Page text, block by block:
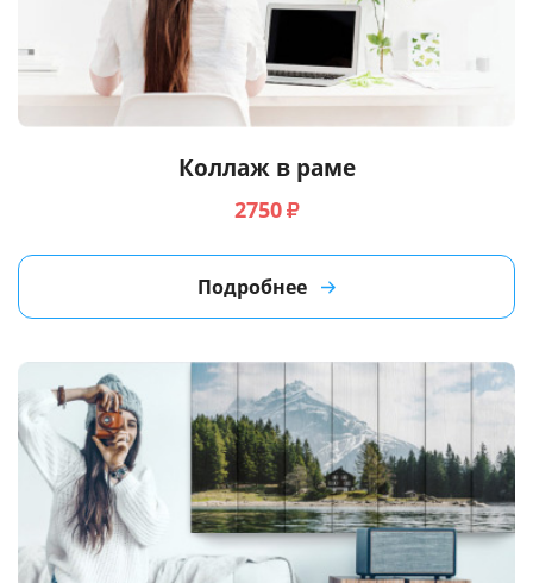
Услуги и сервис
Коллаж в раме
2750₽
Подробнее